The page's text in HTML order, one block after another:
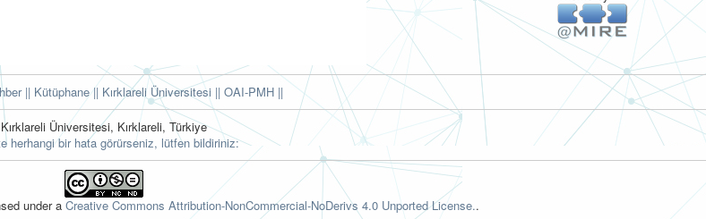
|| Kütüphane|| Kırklareli Üniversitesi || OAI-PMH ||
Kırklareli Üniversitesi, Kırklareli, Türkiye
herhangi bir hata görürseniz, lütfen bildiriniz:
under a Creative Commons Attribution-NonCommercial-NoDerivs 4.0 Unported License..